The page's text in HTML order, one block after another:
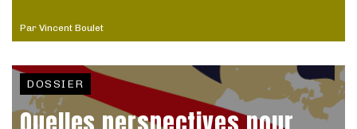
Par Vincent Boulet
DOSSIER